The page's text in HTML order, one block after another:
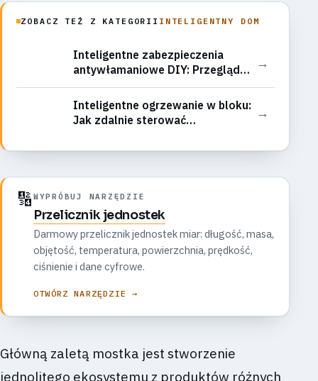
ZOBACZ TEŻ Z KATEGORII INTELIGENTNY DOM
Inteligentne zabezpieczenia
antywłamaniowe DIY: Przegląd
czujników, syren i kamer, które
samodzielnie zainstalujesz w
2026.
→
Inteligentne ogrzewanie w bloku:
Jak zdalnie sterować
wymiany instalacji?
→
🔢 WYPRÓBUJ NARZĘDZIE
Przelicznik jednostek
Darmowy przelicznik jednostek miar: długość, masa,
objętość, temperatura, powierzchnia, prędkość,
ciśnienie i dane cyfrowe.
OTWÓRZ NARZĘDZIE →
Główną zaletą mostka jest stworzenie
jednolitego ekosystemu z produktów różnych